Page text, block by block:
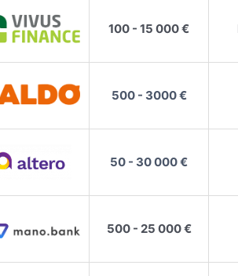
100 - 15 000 €
500 - 3000 €
50 - 30 000 €
500 - 25 000 €